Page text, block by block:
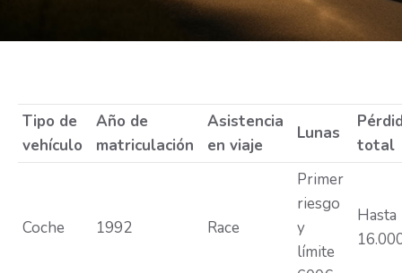
Estás aquí:
Tipo de
vehículo
Año de
matriculación
Asistencia
en viaje
Lunas
total
Coche 1992 Race
Primer
riesgo
y
límite
Hasta